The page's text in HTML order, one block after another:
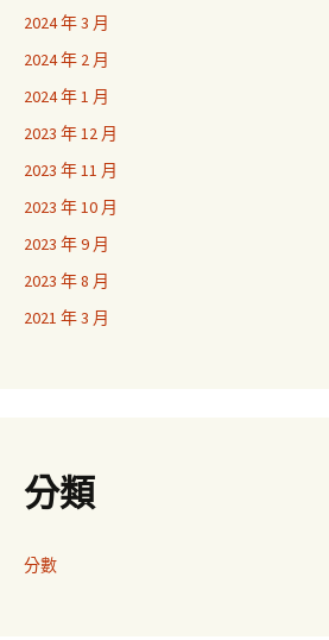
2024 年 3 月
2024 年 2 月
2024 年 1 月
2023 年 12 月
2023 年 11 月
2023 年 10 月
2023 年 9 月
2023 年 8 月
2021 年 3 月
分類
分數